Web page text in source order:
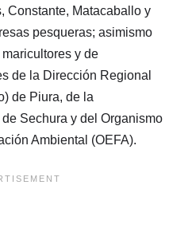
Constante, Matacaballo y
pesqueras; asimismo
y de
de la Dirección Regional
de Piura, de la
Sechura y del Organismo
Ambiental (OEFA).